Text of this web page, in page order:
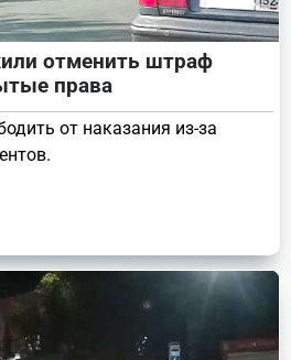
отменить штраф
права
от наказания из-за